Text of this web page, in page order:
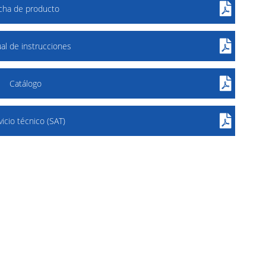
de producto
de instrucciones
Catálogo
técnico (SAT)